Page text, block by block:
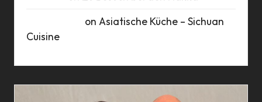
on Asiatische Küche – Sichuan
Cuisine